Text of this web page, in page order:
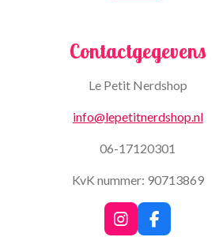
Contactgegevens
Le Petit Nerdshop
info@lepetitnerdshop.nl
06-17120301
KvK nummer: 90713869
I
F